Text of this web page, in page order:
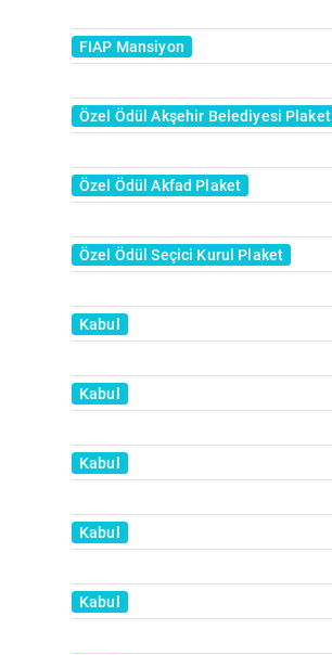
FIAP Mansiyon
Özel Ödül Akşehir Belediyesi Plaket
Özel Ödül Akfad Plaket
Özel Ödül Seçici Kurul Plaket
Kabul
Kabul
Kabul
Kabul
Kabul